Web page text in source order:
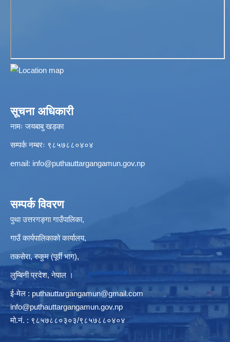
सूचना अधिकारी
नामः जयबाबु खड्का
सम्पर्क नम्बरः ९८५७८८०४०४
email: info@puthauttargangamun.gov.np
सम्पर्क विवरण
पुथा उत्तरगङ्गा गाउँपालिका,
गाउँ कार्यपालिकाको कार्यालय,
तकसेरा, रुकुम (पूर्वी भाग),
लुम्बिनी प्रदेश, नेपाल ।
ई-मेल : puthauttargangamun@gmail.com
info@puthauttargangamun.gov.np
मो.नं. : ९८५७८८०३०३/९८५७८८०४०४